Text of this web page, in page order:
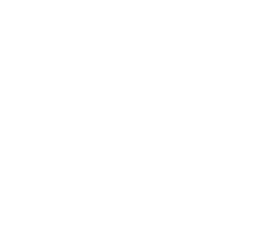
L C
Phares laser, Apple CarPlay,